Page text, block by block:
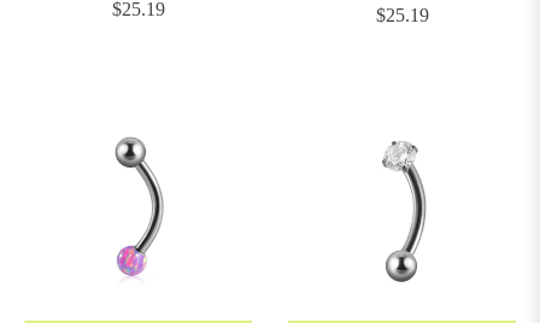
Vanlig
$25.19
Vanlig
$25.19